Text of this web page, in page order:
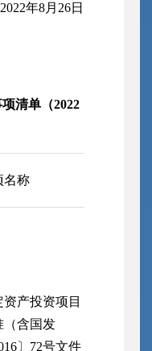
2022年8月26日
清单（2022
名称
资产投资项目
（含国发
〕72号文件